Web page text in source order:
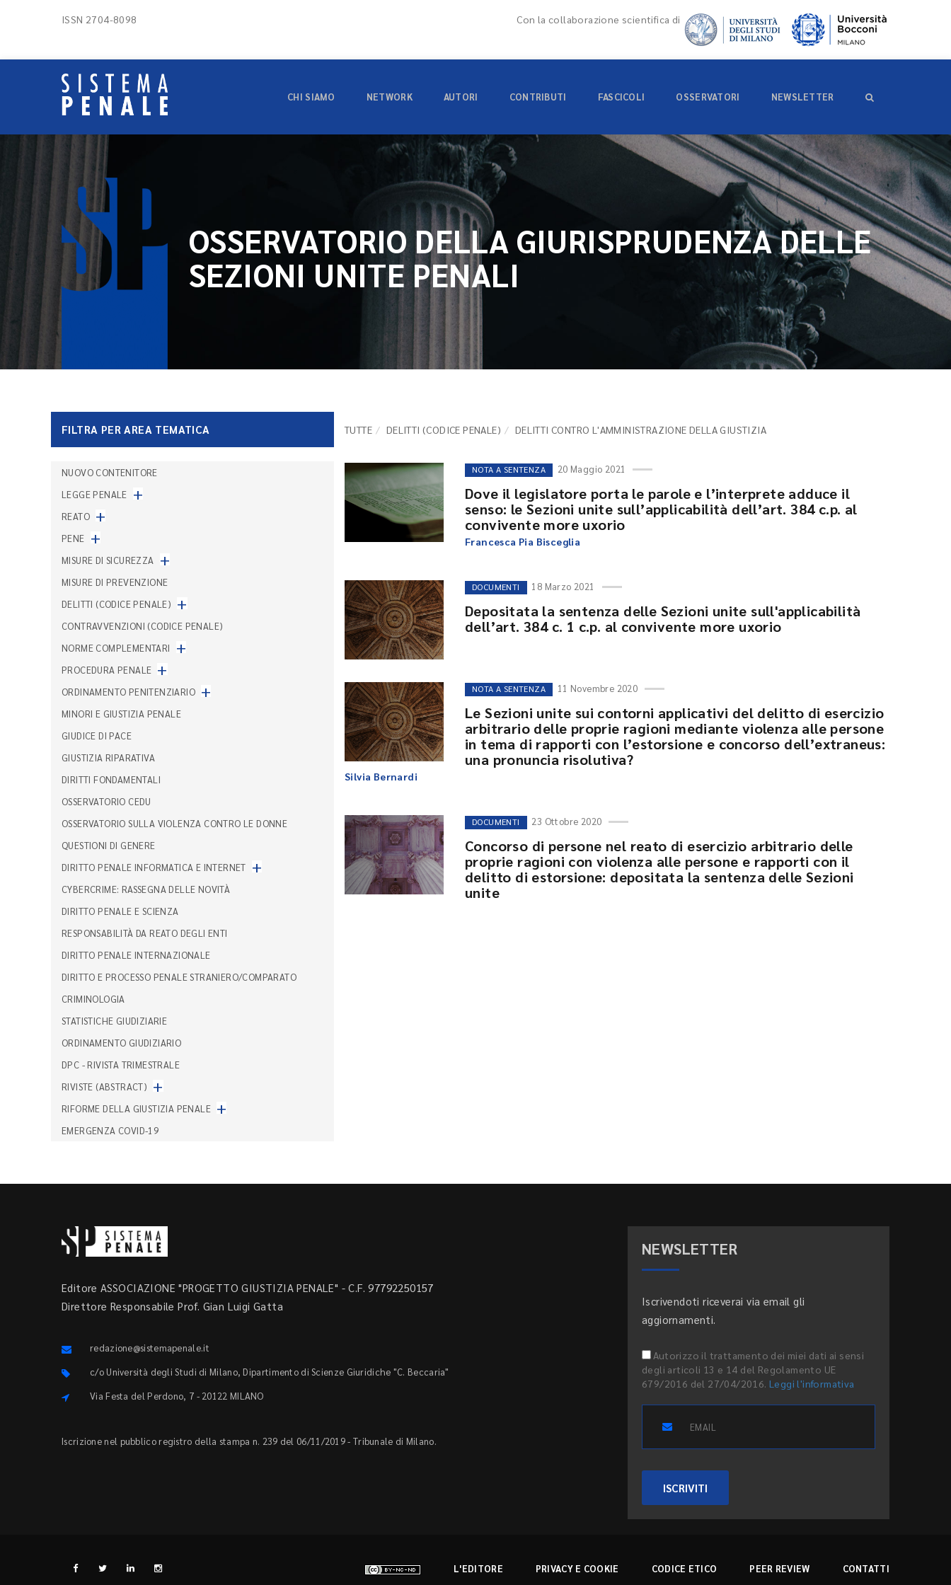
ISSN 2704-8098 Con la collaborazione scientifica di
CHI SIAMO NETWORK AUTORI CONTRIBUTI FASCICOLI OSSERVATORI NEWSLETTER
OSSERVATORIO DELLA GIURISPRUDENZA DELLE
SEZIONI UNITE PENALI
FILTRA PER AREA TEMATICA TUTTE DELITTI (CODICE PENALE) DELITTI CONTRO L'AMMINISTRAZIONE DELLA GIUSTIZIA
NUOVO CONTENITORE
LEGGE PENALE +
REATO +
PENE +
MISURE DI SICUREZZA +
MISURE DI PREVENZIONE
DELITTI (CODICE PENALE) +
CONTRAVVENZIONI (CODICE PENALE)
NORME COMPLEMENTARI
+
PROCEDURA PENALE +
ORDINAMENTO PENITENZIARIO +
MINORI E GIUSTIZIA PENALE
GIUDICE DI PACE
GIUSTIZIA RIPARATIVA
DIRITTI FONDAMENTALI
OSSERVATORIO CEDU
OSSERVATORIO SULLA VIOLENZA CONTRO LE DONNE
QUESTIONI DI GENERE
DIRITTO PENALE INFORMATICA E INTERNET +
CYBERCRIME: RASSEGNA DELLE NOVITÀ
DIRITTO PENALE E SCIENZA
RESPONSABILITÀ DA REATO DEGLI ENTI
DIRITTO PENALE INTERNAZIONALE
DIRITTO E PROCESSO PENALE STRANIERO/COMPARATO
CRIMINOLOGIA
STATISTICHE GIUDIZIARIE
ORDINAMENTO GIUDIZIARIO
DPC - RIVISTA TRIMESTRALE
RIVISTE (ABSTRACT) +
RIFORME DELLA GIUSTIZIA PENALE +
EMERGENZA COVID-19
NOTA A SENTENZA 20 Maggio 2021
Dove il legislatore porta le parole e l’interprete adduce il
senso: le Sezioni unite sull’applicabilità dell’art. 384 c.p. al
convivente more uxorio
Francesca Pia Bisceglia
DOCUMENTI 18 Marzo 2021
Depositata la sentenza delle Sezioni unite sull'applicabilità
dell’art. 384 c. 1 c.p. al convivente more uxorio
NOTA A SENTENZA 11 Novembre 2020
Le Sezioni unite sui contorni applicativi del delitto di esercizio
arbitrario delle proprie ragioni mediante violenza alle persone
in tema di rapporti con l’estorsione e concorso dell’extraneus:
una pronuncia risolutiva?
Silvia Bernardi
DOCUMENTI 23 Ottobre 2020
Concorso di persone nel reato di esercizio arbitrario delle
proprie ragioni con violenza alle persone e rapporti con il
delitto di estorsione: depositata la sentenza delle Sezioni
unite
Editore ASSOCIAZIONE "PROGETTO GIUSTIZIA PENALE" - C.F. 97792250157
Direttore Responsabile Prof. Gian Luigi Gatta
redazione@sistemapenale.it
c/o Università degli Studi di Milano, Dipartimento di Scienze Giuridiche "C. Beccaria"
Via Festa del Perdono, 7 - 20122 MILANO
Iscrizione nel pubblico registro della stampa n. 239 del 06/11/2019 - Tribunale di Milano.
NEWSLETTER
Iscrivendoti riceverai via email gli
aggiornamenti.
Autorizzo il trattamento dei miei dati ai sensi
degli articoli 13 e 14 del Regolamento UE
679/2016 del 27/04/2016. Leggi l'informativa
ISCRIVITI
L'EDITORE PRIVACY E COOKIE CODICE ETICO PEER REVIEW CONTATTI